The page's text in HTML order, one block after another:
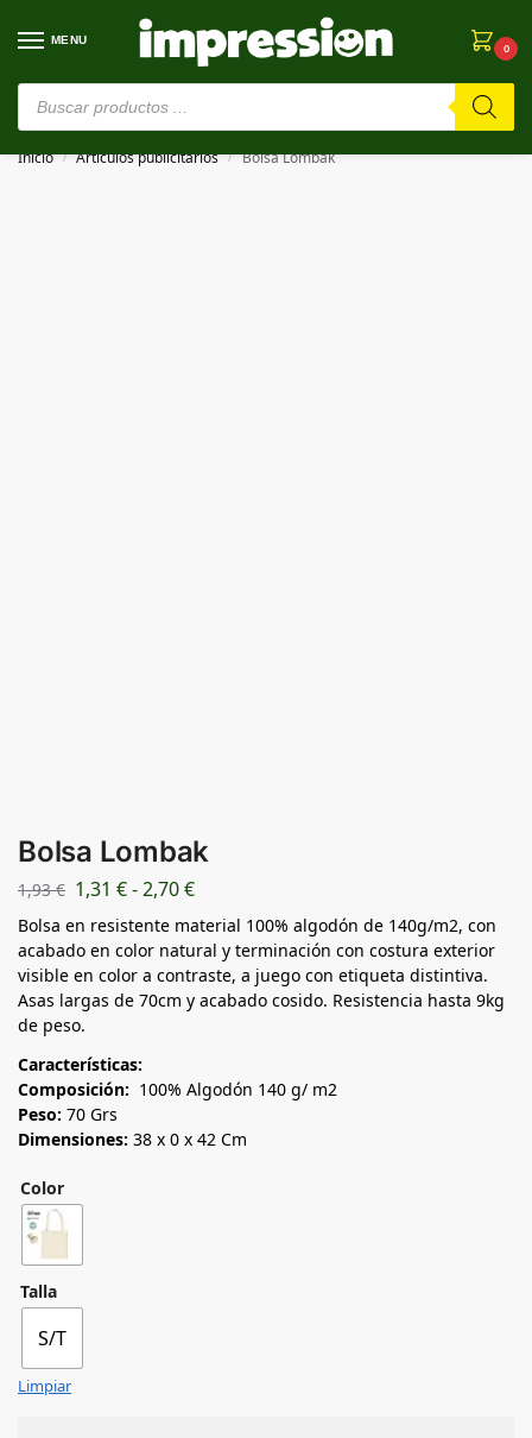
MENU
0
⚠️ Estamos en pruebas. Si algo falla, ¡Perdón!⚠️
Inicio / Artículos publicitarios / Bolsa Lombak
Bolsa Lombak
1,93€ 1,31 €-2,70€
Bolsa en resistente material 100% algodón de 140g/m2, con
acabado en color natural y terminación con costura exterior
visible en color a contraste, a juego con etiqueta distintiva.
Asas largas de 70cm y acabado cosido. Resistencia hasta 9kg
de peso.
Características:
Composición: 100% Algodón 140 g/ m2
Peso: 70 Grs
Dimensiones: 38 x 0 x 42 Cm
Color
Talla
S/T
Limpiar